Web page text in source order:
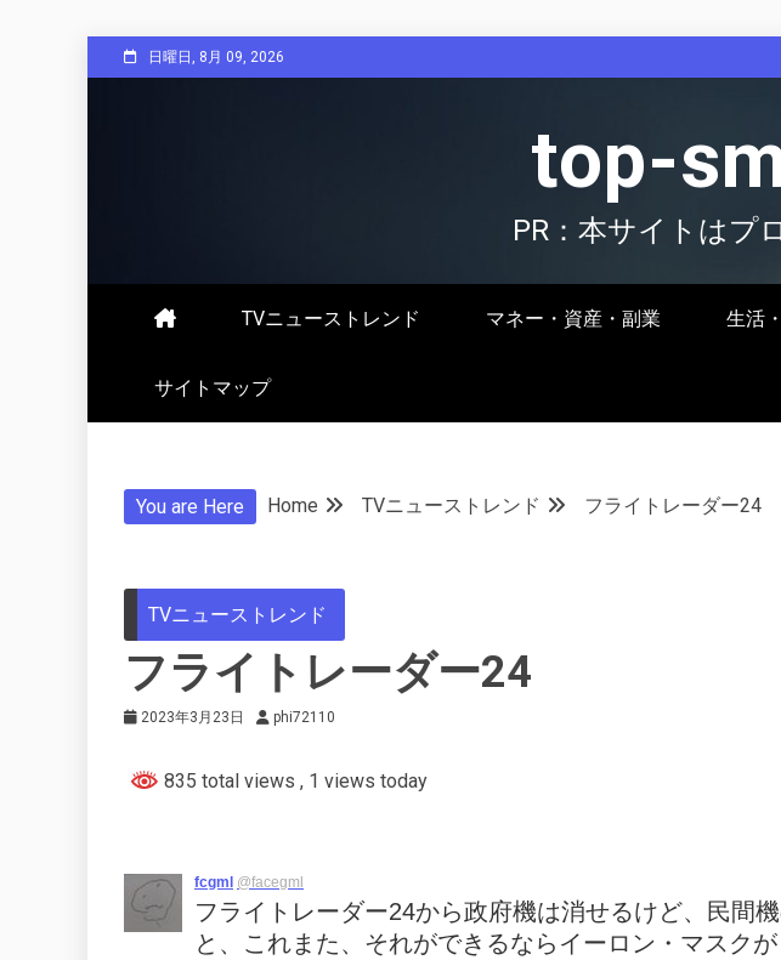
to
日曜日, 8月 09, 2026
top-
PR：本サイトはプ
TVニューストレンド マネー・資産・副業 生活
サイトマップ
You are Here Home TVニューストレンド フライトレーダー24
TVニューストレンド
フライトレーダー24
2023年3月23日 phi72110
835 total views , 1 views today
fcgml @facegml
フライトレーダー24から政府機は消せるけど、民間
と、これまた、それができるならイーロン・マスク